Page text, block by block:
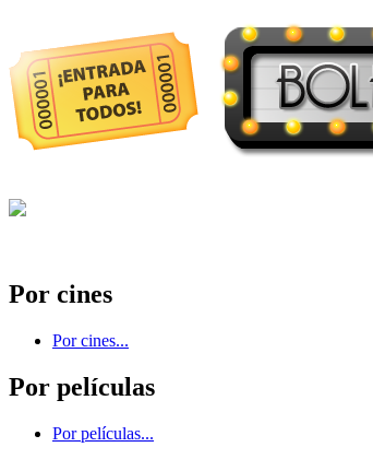
Por cines
Por cines...
Por películas
Por películas...